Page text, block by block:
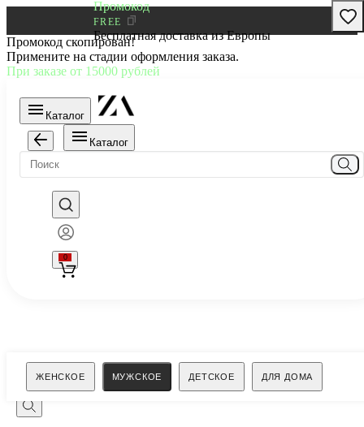
Промокод
FREE
Бесплатная доставка из Европы
Промокод скопирован!
Примените на стадии оформления заказа.
При заказе от 15000 рублей
Каталог
Каталог
0
ЖЕНСКОЕ МУЖСКОЕ ДЕТСКОЕ ДЛЯ ДОМА
Поиск